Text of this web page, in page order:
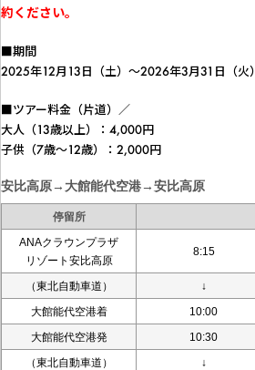
約ください。
■期間
2025年12月13日（土）～2026年3月31日（火）
■ツアー料金（片道）／
大人（13歳以上）：4,000円
子供（7歳～12歳）：2,000円
安比高原→大館能代空港→安比高原
停留所
ANAクラウンプラザ
リゾート安比高原
8:15
（東北自動車道） ↓
大館能代空港着
10:00
大館能代空港発
10:30
（東北自動車道）
↓